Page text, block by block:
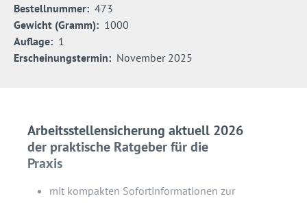
Bestellnummer: 473
Gewicht (Gramm): 1000
Auflage: 1
Erscheinungstermin: November 2025
Arbeitsstellensicherung aktuell 2026
der praktische Ratgeber für die
Praxis
mit kompakten Sofortinformationen zur